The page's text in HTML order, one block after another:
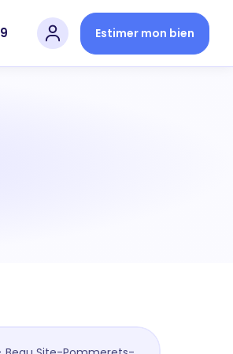
Estimer mon bien